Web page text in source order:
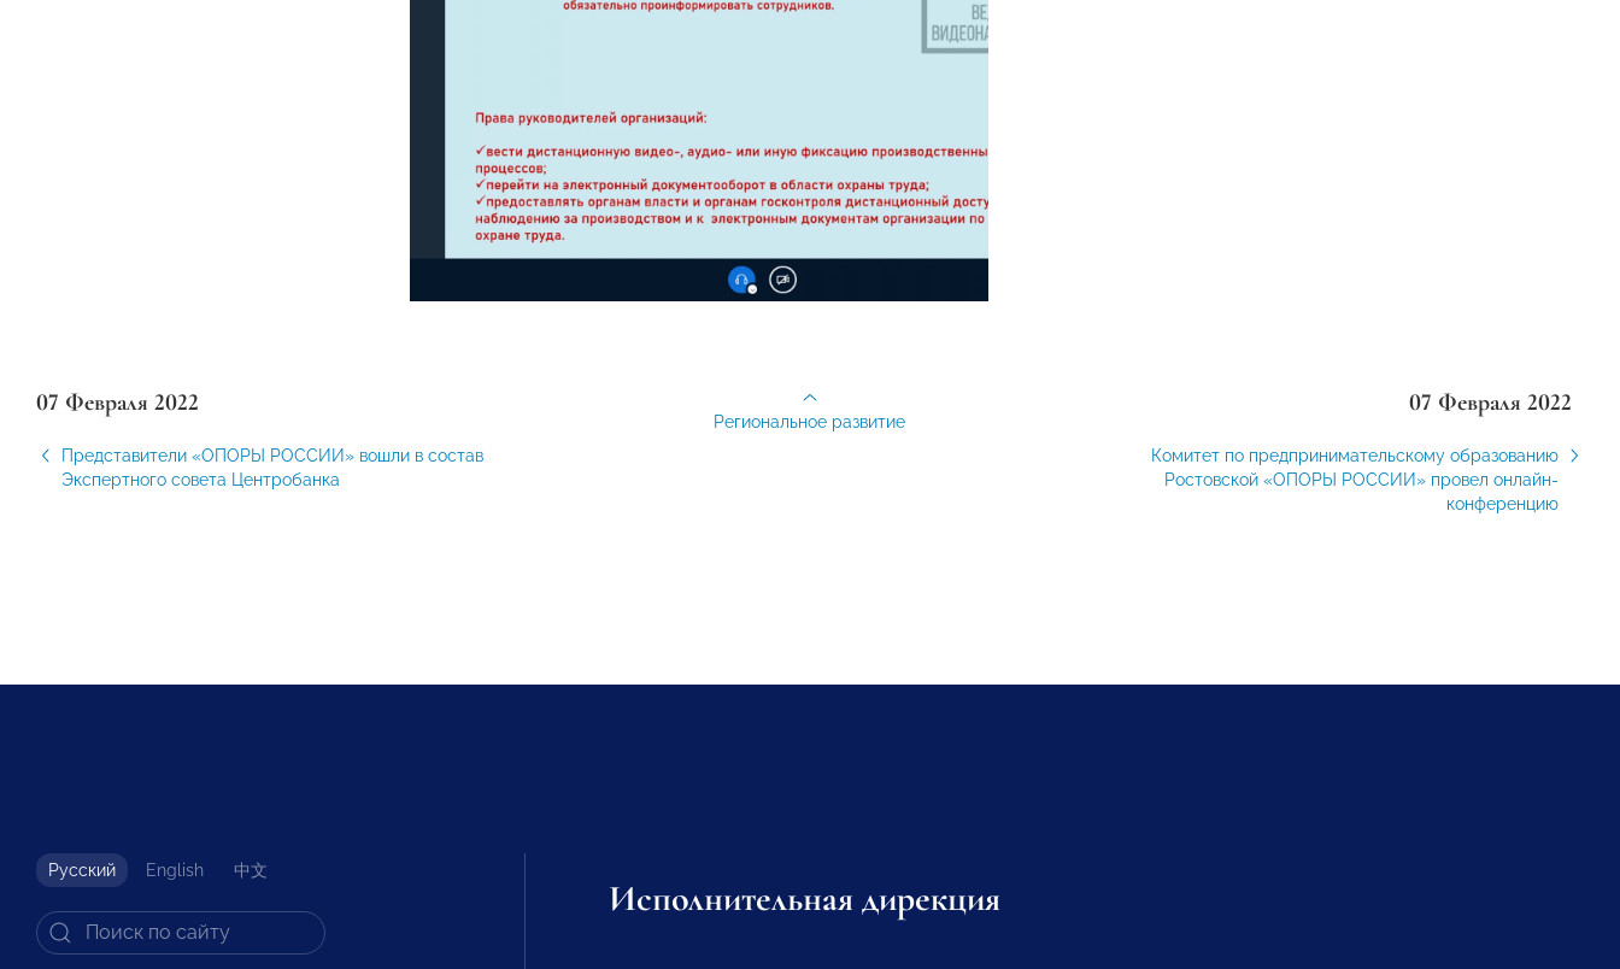
07 Февраля 2022
Представители «ОПОРЫ РОССИИ» вошли в состав
Экспертного совета Центробанка
07 Февраля 2022
Комитет по предпринимательскому образованию
Ростовской «ОПОРЫ РОССИИ» провел онлайн-
конференцию
Региональное развитие
Русский English 中文
Исполнительная дирекция